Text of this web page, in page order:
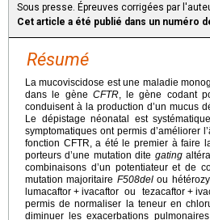
Sous presse. Épreuves corrigées par
Cet article a été publié dans un numéro
Résumé
La mucoviscidose est une maladie
dans le gène CFTR, le gène codant
conduisent à la production d’un mucus
Le dépistage néonatal est
symptomatiques ont permis d’améliorer
fonction CFTR, a été le premier à faire
porteurs d’une mutation dite gating
combinaisons d’un potentiateur et de
mutation majoritaire F508delou
lumacaftor + ivacaftor ou tezacaftor +
permis de normaliser la teneur en
diminuer les exacerbations